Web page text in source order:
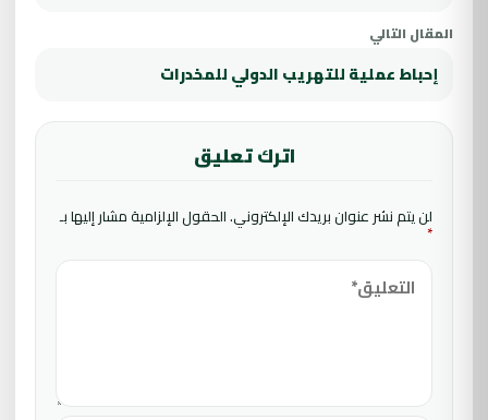
المقال التالي
إحباط عملية للتهريب الدولي للمخدرات
اترك تعليق
لن يتم نشر عنوان بريدك الإلكتروني.الحقول الإلزامية مشار إليها بـ
*